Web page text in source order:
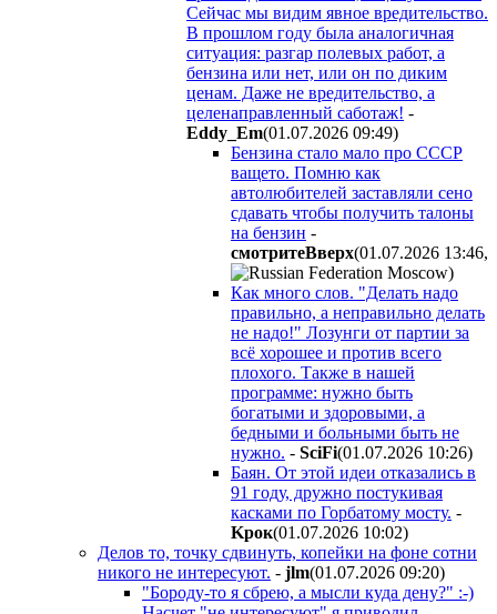
Сейчас мы видим явное вредительство.
В прошлом году была аналогичная
ситуация: разгар полевых работ, а
бензина или нет, или он по диким
ценам. Даже не вредительство, а
целенаправленный саботаж! -
Eddy_Em(01.07.2026 09:49)
Бензина стало мало про СССР
ващето. Помню как
автолюбителей заставляли сено
сдавать чтобы получить талоны
на бензин -
cмoтpитeBвepx(01.07.2026 13:46,
)
Как много слов. "Делать надо
правильно, а неправильно делать
не надо!" Лозунги от партии за
всё хорошее и против всего
плохого. Также в нашей
программе: нужно быть
богатыми и здоровыми, а
бедными и больными быть не
нужно. - SciFi(01.07.2026 10:26)
Баян. От этой идеи отказались в
91 году, дружно постукивая
касками по Горбатому мосту. -
Kpoк(01.07.2026 10:02)
Делов то, точку сдвинуть, копейки на фоне сотни
никого не интересуют. - jlm(01.07.2026 09:20)
"Бороду-то я сбрею, а мысли куда дену?" :-)